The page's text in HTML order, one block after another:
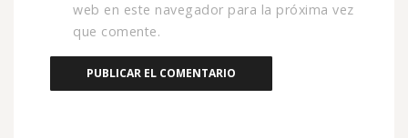
web en este navegador para la próxima vez
que comente.